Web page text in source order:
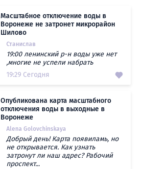
Масштабное отключение воды в
Воронеже не затронет микрорайон
Шилово
Станислав
19:00 ленинский р-н воды уже нет
,многие не успели набрать
19:29 Сегодня
Опубликована карта масштабного
отключения воды в выходные в
Воронеже
Alena Golovchinskaya
Добрый день! Карта появиламь, но
не открывается. Как узнать
затронут ли наш адрес? Рабочий
проспект...